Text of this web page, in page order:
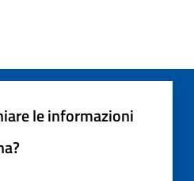
le informazioni